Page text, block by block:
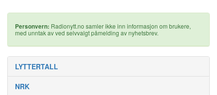
Personvern: Radionytt.no samler ikke inn informasjon om brukere,
med unntak av ved selvvalgt påmelding av nyhetsbrev.
LYTTERTALL
NRK